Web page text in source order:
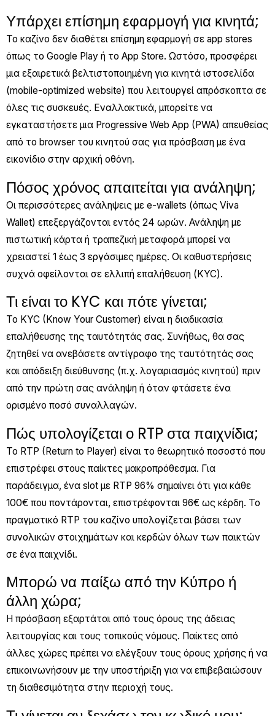
Υπάρχει επίσημη εφαρμογή για κινητά;
Το καζίνο δεν διαθέτει επίσημη εφαρμογή σε app stores
όπως το Google Play ή το App Store. Ωστόσο, προσφέρει
μια εξαιρετικά βελτιστοποιημένη για κινητά ιστοσελίδα
(mobile-optimized website) που λειτουργεί απρόσκοπτα σε
όλες τις συσκευές. Εναλλακτικά, μπορείτε να
εγκαταστήσετε μια Progressive Web App (PWA) απευθείας
από το browser του κινητού σας για πρόσβαση με ένα
εικονίδιο στην αρχική οθόνη.
Πόσος χρόνος απαιτείται για ανάληψη;
Οι περισσότερες ανάληψεις με e-wallets (όπως Viva
Wallet) επεξεργάζονται εντός 24 ωρών. Ανάληψη με
πιστωτική κάρτα ή τραπεζική μεταφορά μπορεί να
χρειαστεί 1 έως 3 εργάσιμες ημέρες. Οι καθυστερήσεις
συχνά οφείλονται σε ελλιπή επαλήθευση (KYC).
Τι είναι το KYC και πότε γίνεται;
Το KYC (Know Your Customer) είναι η διαδικασία
επαλήθευσης της ταυτότητάς σας. Συνήθως, θα σας
ζητηθεί να ανεβάσετε αντίγραφο της ταυτότητάς σας
και απόδειξη διεύθυνσης (π.χ. λογαριασμός κινητού) πριν
από την πρώτη σας ανάληψη ή όταν φτάσετε ένα
ορισμένο ποσό συναλλαγών.
Πώς υπολογίζεται ο RTP στα παιχνίδια;
Το RTP (Return to Player) είναι το θεωρητικό ποσοστό που
επιστρέφει στους παίκτες μακροπρόθεσμα. Για
παράδειγμα, ένα slot με RTP 96% σημαίνει ότι για κάθε
100€ που ποντάρονται, επιστρέφονται 96€ ως κέρδη. Το
πραγματικό RTP του καζίνο υπολογίζεται βάσει των
συνολικών στοιχημάτων και κερδών όλων των παικτών
σε ένα παιχνίδι.
Μπορώ να παίξω από την Κύπρο ή
άλλη χώρα;
Η πρόσβαση εξαρτάται από τους όρους της άδειας
λειτουργίας και τους τοπικούς νόμους. Παίκτες από
άλλες χώρες πρέπει να ελέγξουν τους όρους χρήσης ή να
επικοινωνήσουν με την υποστήριξη για να επιβεβαιώσουν
τη διαθεσιμότητα στην περιοχή τους.